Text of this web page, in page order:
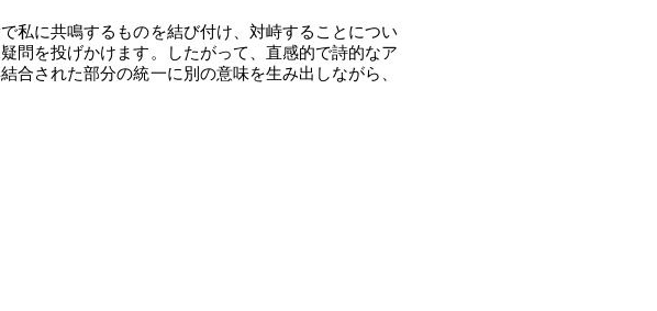
私に共鳴するものを結び付け、対峙することについ
問を投げかけます。したがって、直感的で詩的なア
合された部分の統一に別の意味を生み出しながら、